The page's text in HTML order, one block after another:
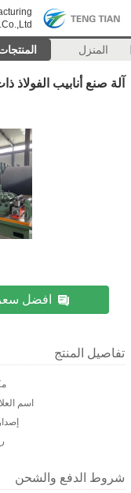
Co.,Ltd.
المنزل
آلة صنع أنابيب الفولاذ
افضل سعر
تفاصيل المنتج
اسم
شروط الدفع والشحن